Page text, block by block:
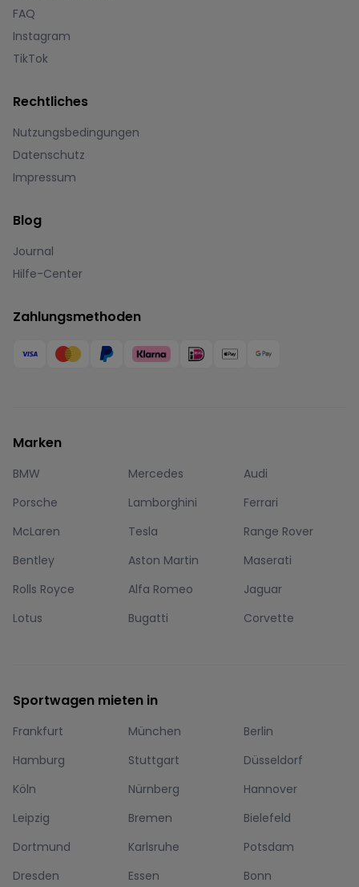
FAQ
Instagram
TikTok
Rechtliches
Nutzungsbedingungen
Datenschutz
Impressum
Blog
Journal
Hilfe-Center
Zahlungsmethoden
Marken
BMW Mercedes
Audi
Porsche
Lamborghini
Ferrari
McLaren
Tesla
Range Rover
Bentley
Aston Martin
Maserati
Rolls Royce
Alfa Romeo
Jaguar
Lotus
Bugatti Corvette
Sportwagen mieten in
Frankfurt München
Berlin
Hamburg
Stuttgart
Düsseldorf
Köln
Nürnberg
Hannover
Leipzig
Bremen
Bielefeld
Dortmund
Karlsruhe
Potsdam
Dresden
Essen Bonn